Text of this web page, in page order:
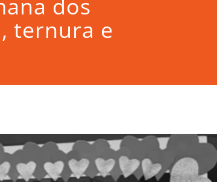
dos
ternura e